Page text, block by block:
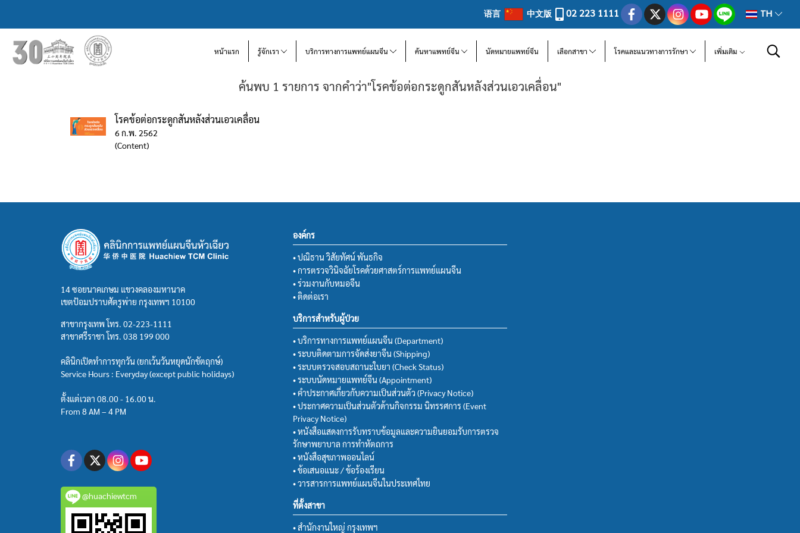
语言 中文版 02 223 1111 TH
หน้าแรก รู้จักเรา บริการทางการแพทย์แผนจีน ค้นหาแพทย์จีน นัดหมายแพทย์จีน เลือกสาขา โรคและแนวทางการรักษา เพิ่มเติม
ค้นพบ 1 รายการ จากคำว่า"โรคข้อต่อกระดูกสันหลังส่วนเอวเคลื่อน"
โรคข้อต่อกระดูกสันหลังส่วนเอวเคลื่อน
6 ก.พ. 2562
(Content)
14 ซอยนาคเกษม แขวงคลองมหานาค
เขตป้อมปราบศัตรูพ่าย กรุงเทพฯ 10100
สาขากรุงเทพ โทร. 02-223-1111
สาขาศรีราชา โทร. 038 199 000
คลินิกเปิดทำการทุกวัน (ยกเว้นวันหยุดนักขัตฤกษ์)
Service Hours : Everyday (except public holidays)
ตั้งแต่เวลา 08.00 - 16.00 น.
From 8 AM – 4 PM
@huachiewtcm
องค์กร
• ปณิธาน วิสัยทัศน์ พันธกิจ
• การตรวจวินิจฉัยโรคด้วยศาสตร์การแพทย์แผนจีน
• ร่วมงานกับหมอจีน
• ติดต่อเรา
บริการสำหรับผู้ป่วย
• บริการทางการแพทย์แผนจีน (Department)
• ระบบติดตามการจัดส่งยาจีน (Shipping)
• ระบบตรวจสอบสถานะใบยา (Check Status)
• ระบบนัดหมายแพทย์จีน (Appointment)
• คำประกาศเกี่ยวกับความเป็นส่วนตัว (Privacy Notice)
• ประกาศความเป็นส่วนตัวด้านกิจกรรม นิทรรศการ (Event
Privacy Notice)
• หนังสือแสดงการรับทราบข้อมูลและความยินยอมรับการตรวจ
รักษาพยาบาล การทำหัตถการ
• หนังสือสุขภาพออนไลน์
• ข้อเสนอแนะ / ข้อร้องเรียน
• วารสารการแพทย์แผนจีนในประเทศไทย
ที่ตั้งสาขา
• สำนักงานใหญ่ กรุงเทพฯ